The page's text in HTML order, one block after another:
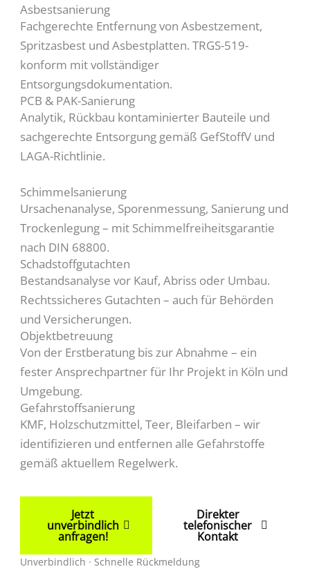
Asbestsanierung
Fachgerechte Entfernung von Asbestzement,
Spritzasbest und Asbestplatten. TRGS-519-
konform mit vollständiger
Entsorgungsdokumentation.
PCB & PAK-Sanierung
Analytik, Rückbau kontaminierter Bauteile und
sachgerechte Entsorgung gemäß GefStoffV und
LAGA-Richtlinie.
Schimmelsanierung
Ursachenanalyse, Sporenmessung, Sanierung und
Trockenlegung – mit Schimmelfreiheitsgarantie
nach DIN 68800.
Schadstoffgutachten
Bestandsanalyse vor Kauf, Abriss oder Umbau.
Rechtssicheres Gutachten – auch für Behörden
und Versicherungen.
Objektbetreuung
Von der Erstberatung bis zur Abnahme – ein
fester Ansprechpartner für Ihr Projekt in Köln und
Umgebung.
Gefahrstoffsanierung
KMF, Holzschutzmittel, Teer, Bleifarben – wir
identifizieren und entfernen alle Gefahrstoffe
gemäß aktuellem Regelwerk.
Jetzt
unverbindlich
anfragen!
Direkter
telefonischer
Kontakt
Unverbindlich · Schnelle Rückmeldung